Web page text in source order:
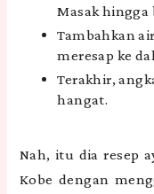
Masak hingga
Tambahkan
meresap ke
Terakhir,
hangat.
Nah, itu dia resep
Kobe dengan